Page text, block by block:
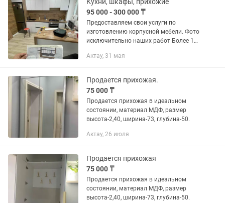
95 000 - 300 000 ₸
Предоставляем свои услуги по
изготовлению корпусной мебели. Фото
исключительно наших работ Более 10
совесть Любой сложности •Кухни
Актау, 31 мая
Продается прихожая.
75 000 ₸
Продается прихожая в идеальном
состоянии, материал МДФ, размер
высота-2,40, ширина-73, глубина-50.
Актау, 26 июля
Продается прихожая
75 000 ₸
Продается прихожая в идеальном
состоянии, материал МДФ, размер
высота-2,40, ширина-73, глубина-50.